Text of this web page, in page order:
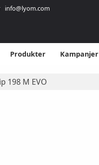
info@lyom.com
Produkter Kampanjer
198 M EVO